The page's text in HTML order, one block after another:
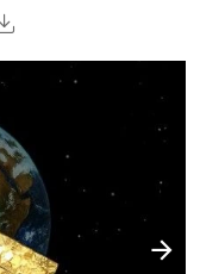
Następny slajd